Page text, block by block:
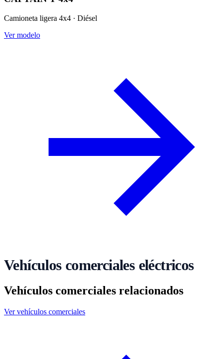
Camioneta ligera 4x4 · Diésel
Ver modelo
Vehículos comerciales eléctricos
Vehículos comerciales relacionados
Ver vehículos comerciales